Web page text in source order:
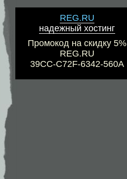
REG.RU
надежный хостинг
Промокод на скидку 5%
REG.RU
39CC-C72F-6342-560A